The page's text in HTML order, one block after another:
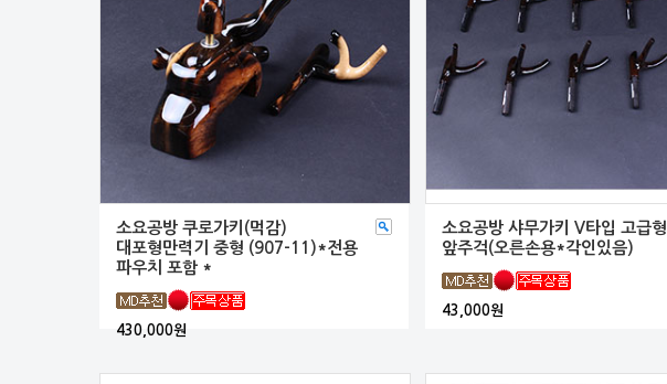
소요공방 쿠로가키(먹감)
대포형만력기 중형 (907-11)*전용
파우치 포함 *
430,000원
소요공방 샤무가키 V타입 고급형
앞주걱(오른손용*각인있음)
43,000원